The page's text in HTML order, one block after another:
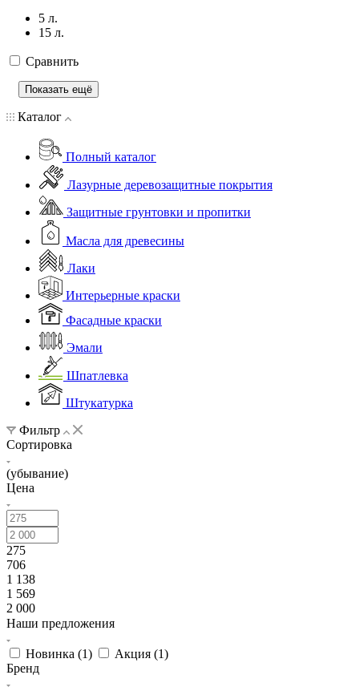
5 л.
15 л.
Сравнить
Показать ещё
Каталог
Полный каталог
Лазурные деревозащитные покрытия
Защитные грунтовки и пропитки
Масла для древесины
Лаки
Интерьерные краски
Фасадные краски
Эмали
Шпатлевка
Штукатурка
Фильтр
Сортировка
(убывание)
Цена
275
706
1 138
1 569
2 000
Наши предложения
Новинка (1) Акция (1)
Бренд